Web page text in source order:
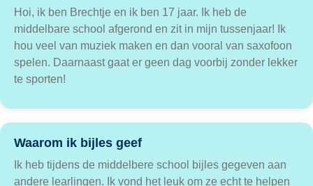
Hoi, ik ben Brechtje en ik ben 17 jaar. Ik heb de
middelbare school afgerond en zit in mijn tussenjaar! Ik
hou veel van muziek maken en dan vooral van saxofoon
spelen. Daarnaast gaat er geen dag voorbij zonder lekker
te sporten!
Waarom ik bijles geef
Ik heb tijdens de middelbere school bijles gegeven aan
andere learlingen. Ik vond het leuk om ze echt te helpen